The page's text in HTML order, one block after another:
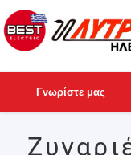
Γνωρίστε μας